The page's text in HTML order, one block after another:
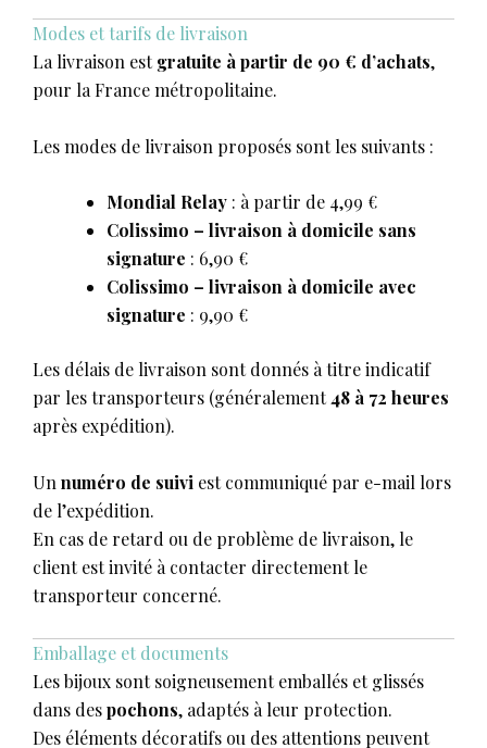
Modes et tarifs de livraison
La livraison estgratuite à partir de 90 € d’achats,
pour la France métropolitaine.
Les modes de livraison proposés sont les suivants :
Mondial Relay : à partir de 4,99 €
Colissimo – livraison à domicile sans
signature : 6,90 €
Colissimo – livraison à domicile avec
signature : 9,90 €
Les délais de livraison sont donnés à titre indicatif
par les transporteurs (généralement48 à 72 heures
après expédition).
Un numéro de suivi est communiqué par e-mail lors
de l’expédition.
En cas de retard ou de problème de livraison, le
client est invité à contacter directement le
transporteur concerné.
Emballage et documents
Les bijoux sont soigneusement emballés et glissés
dans despochons, adaptés à leur protection.
Des éléments décoratifs ou des attentions peuvent